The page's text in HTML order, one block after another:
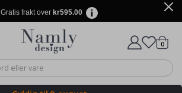
Gratis frakt over kr595.00
Basert på 1030 stemmer 0varer